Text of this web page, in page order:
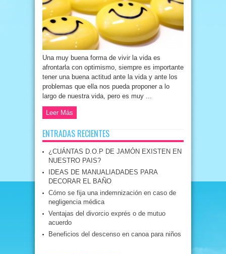
Una muy buena forma de vivir la vida es
afrontarla con optimismo, siempre es importante
tener una buena actitud ante la vida y ante los
problemas que ella nos pueda proponer a lo
largo de nuestra vida, pero es muy ...
Leer Más
ENTRADAS RECIENTES
¿CUÁNTAS D.O.P DE JAMÓN EXISTEN EN
NUESTRO PAIS?
IDEAS DE MANUALIADADES PARA
DECORAR EL BAÑO
Cómo se fija una indemnización en caso de
negligencia médica
Ventajas del divorcio exprés o de mutuo
acuerdo
Beneficios del descenso en canoa para niños